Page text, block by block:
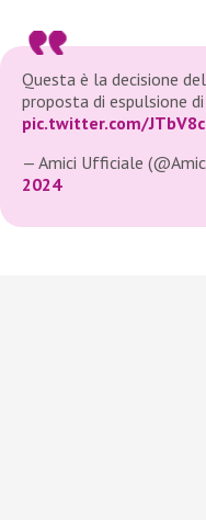
Questa è la decisione
proposta di espulsione
pic.twitter.com/
— Amici Ufficiale
2024